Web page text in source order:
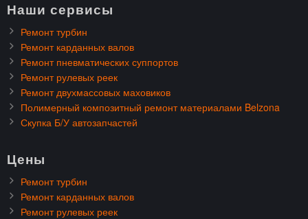
Наши сервисы
Ремонт турбин
Ремонт карданных валов
Ремонт пневматических суппортов
Ремонт рулевых реек
Ремонт двухмассовых маховиков
Полимерный композитный ремонт материалами Belzona
Скупка Б/У автозапчастей
Цены
Ремонт турбин
Ремонт карданных валов
Ремонт рулевых реек